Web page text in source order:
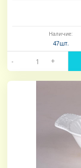
Наличие:
47шт.
- +